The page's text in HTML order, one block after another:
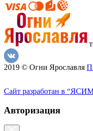
2019 © Огни Ярославля
Сайт разработан в
Авторизация